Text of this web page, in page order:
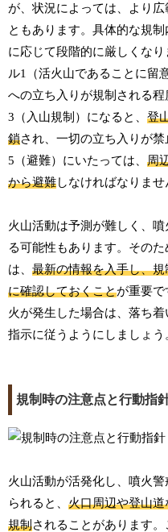
が、状況によっては、より広
ともあります。具体的な規
に応じて段階的に厳しくな
ル1（活火山であることに留
への立ち入りが規制される
3（入山規制）になると、登
鎖され、一切の立ち入りが
5（避難）にいたっては、周
から避難しなければなりませ
火山活動は予測が難しく、
る可能性もあります。その
は、最新の情報を入手し、
に確認しておくことが重要
火が発生した場合は、落ち
指示に従うようにしましょう
規制時の注意点と行動指
火山活動が活発化し、噴火
られると、火口周辺や登山
規制されることがあります